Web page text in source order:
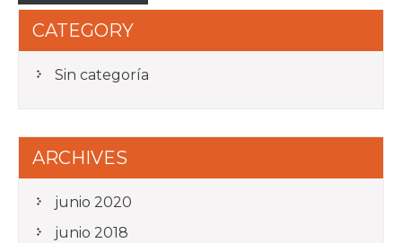
CATEGORY
Sin categoría
ARCHIVES
junio 2020
junio 2018